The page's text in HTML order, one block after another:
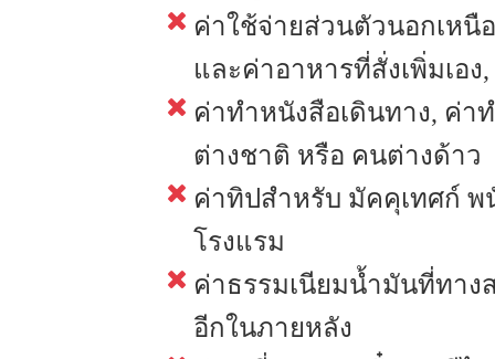
ค่าใช้จ่ายส่วนตัวนอกเหนื
และค่าอาหารที่สั่งเพิ่มเอ
ค่าทำหนังสือเดินทาง, ค่า
ต่างชาติ หรือ คนต่างด้าว
ค่าทิปสำหรับ มัคคุเทศก์ พ
โรงแรม
ค่าธรรมเนียมน้ำมันที่ทาง
อีกในภายหลัง